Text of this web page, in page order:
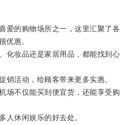
的购物场所之一，这里汇聚了各
优惠。
妆品还是家居用品，都能找到心
活动，给顾客带来更多实惠。
不仅能买到便宜货，还能享受购
休闲娱乐的好去处。